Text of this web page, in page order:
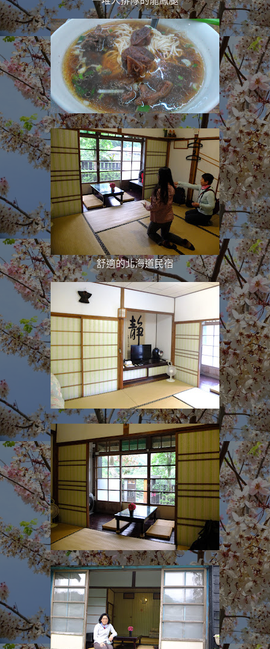
舒適的北海道民宿